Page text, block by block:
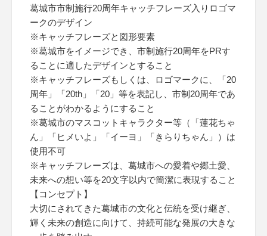
葛城市市制施行20周年キャッチフレーズ入りロゴマ
ークのデザイン
※キャッチフレーズと図形要素
※葛城市をイメージでき、市制施行20周年をPRす
ることに適したデザインとすること
※キャッチフレーズもしくは、ロゴマークに、「20
周年」「20th」「20」等を表記し、市制20周年であ
ることがわかるようにすること
※葛城市のマスコットキャラクター等（「蓮花ちゃ
ん」「ヒメいよ」「イーヨ」「きらりちゃん」）は
使用不可
※キャッチフレーズは、葛城市への愛着や郷土愛、
未来への想い等を20文字以内で簡潔に表現すること
【コンセプト】
大切にされてきた葛城市の文化と伝統を受け継ぎ、
輝く未来の創造に向けて、持続可能な発展の大きな